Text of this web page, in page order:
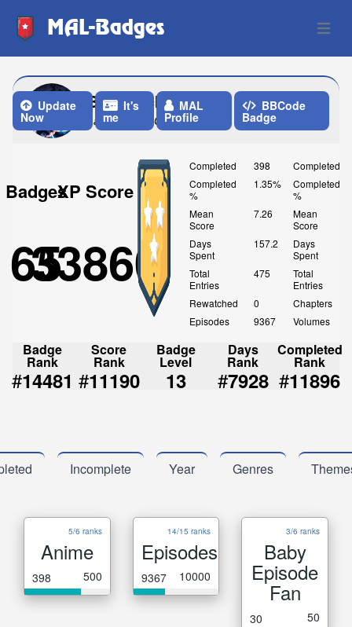
MAL-Badges Open
BlackTack
Last Update: One Month ago
Update
Now
It's
me
MAL
Profile
BBCode
Badge
Badges
65
XP Score
33860
Completed
398
Completed
%
1.35%
Mean
Score
7.26
Days
Spent
157.2
Total
Entries
475
Rewatched
0
Episodes
9367
Completed
Completed
%
Mean
Score
Days
Spent
Total
Entries
Chapters
Volumes
Badge
Rank
#14481
Score
Rank
#11190
Badge
Level
13
Days
Rank
#7928
Completed
Rank
#11896
Incomplete Year Genres
5/6 ranks
Anime
398 500
14/15 ranks
Episodes
9367 10000
3/6 ranks
Baby
Episode
Fan
30 50